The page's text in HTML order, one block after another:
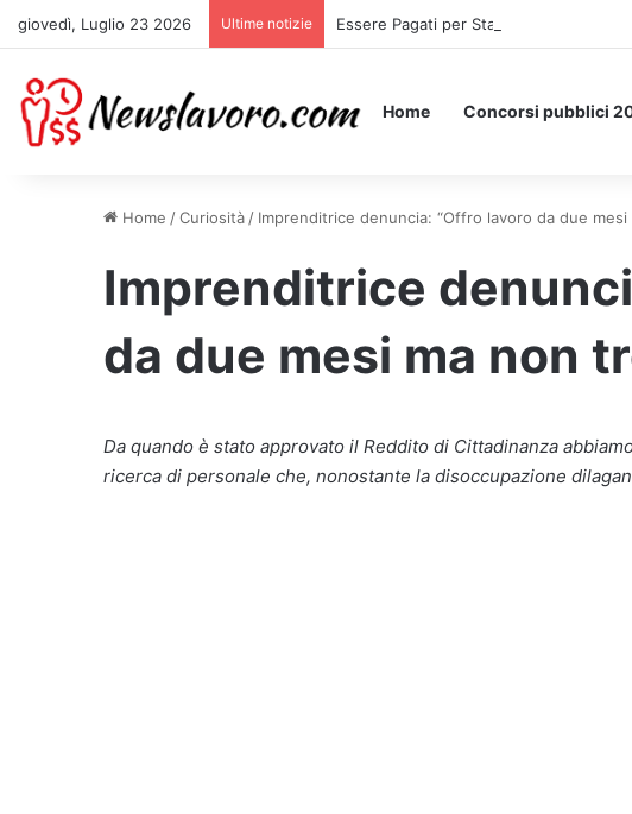
giovedì, Luglio 23 2026 Ultime notizie Essere Pagati per Stare a Letto: ecco
Home Concorsi pubblici
Home /Curiosità / Imprenditrice denuncia: “Offro lavoro da due
Imprenditrice
da due mesi ma non
Da quando è stato approvato il Reddito di Cittadinanza
ricerca di personale che, nonostante la disoccupazione